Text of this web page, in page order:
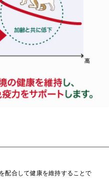
合して健康を維持することで